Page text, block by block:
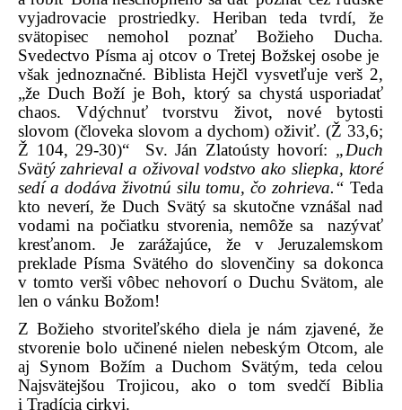
vyjadrovacie prostriedky. Heriban teda tvrdí, že
svätopisec nemohol poznať Božieho Ducha.
Svedectvo Písma aj otcov o Tretej Božskej osobe je
však jednoznačné. Biblista Hejčl vysvetľuje verš 2,
„že Duch Boží je Boh, ktorý sa chystá usporiadať
chaos. Vdýchnuť tvorstvu život, nové bytosti
slovom (človeka slovom a dychom) oživiť. (Ž 33,6;
Ž 104, 29-30)“
Sv. Ján Zlatoústy hovorí: „Duch
Svätý zahrieval a oživoval vodstvo ako sliepka, ktoré
sedí a dodáva životnú silu tomu, čo zohrieva.“ Teda
kto neverí, že Duch Svätý sa skutočne vznášal nad
vodami na počiatku stvorenia, nemôže sa
nazývať
kresťanom. Je zarážajúce, že v Jeruzalemskom
preklade Písma Svätého do slovenčiny sa dokonca
v tomto verši vôbec nehovorí o Duchu Svätom, ale
len o vánku Božom!
Z Božieho stvoriteľského diela je nám zjavené, že
stvorenie bolo učinené nielen nebeským Otcom, ale
aj Synom Božím a Duchom Svätým, teda celou
Najsvätejšou Trojicou, ako o tom svedčí Biblia
i Tradícia cirkvi.